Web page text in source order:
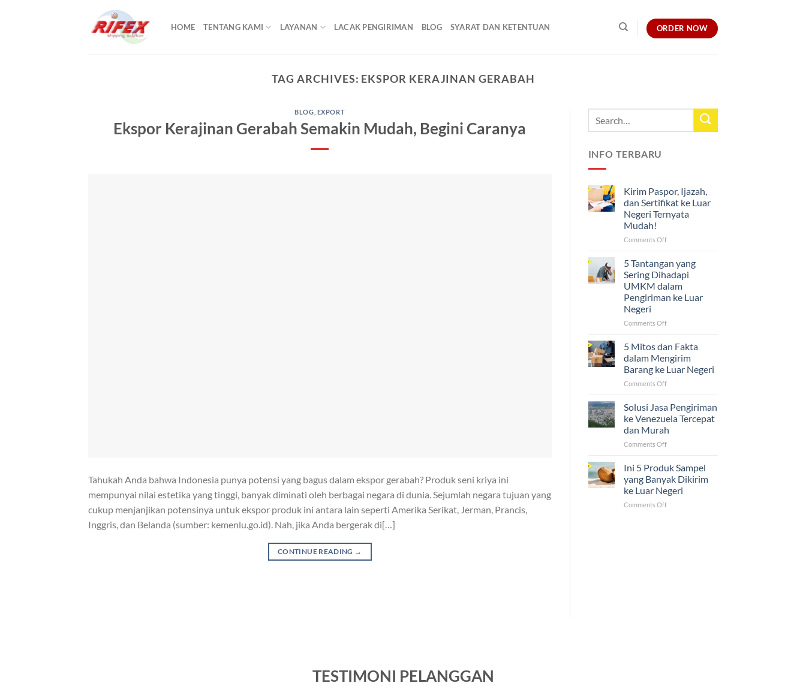
HOME TENTANG KAMI LAYANAN LACAK PENGIRIMAN BLOG SYARAT DAN KETENTUAN ORDER NOW
TAG ARCHIVES: EKSPOR KERAJINAN GERABAH
BLOG EXPORT
Ekspor Kerajinan Gerabah Semakin Mudah, Begini Caranya
Tahukah Anda bahwa Indonesia punya potensi yang bagus dalam ekspor gerabah? Produk seni kriya ini
mempunyai nilai estetika yang tinggi, banyak diminati oleh berbagai negara di dunia. Sejumlah negara tujuan yang
cukup menjanjikan potensinya untuk ekspor produk ini antara lain seperti Amerika Serikat, Jerman, Prancis,
Inggris, dan Belanda (sumber: kemenlu.go.id). Nah, jika Anda bergerak di[…]
CONTINUE READING →
INFO TERBARU
Kirim Paspor, Ijazah,
dan Sertifikat ke Luar
Negeri Ternyata
Mudah!
Comments Offon
Ijazah,
dan
Sertifikat
ke
Negeri
5 Tantangan yang
Sering Dihadapi
UMKM dalam
Pengiriman ke Luar
Negeri
Comments Offon
Tantangan
yang
Sering
Dihadapi
UMKM
Pengiriman
ke
Luar
Negeri
5 Mitos dan Fakta
dalam Mengirim
Barang ke Luar Negeri
Comments Offon
Mitos
dan
Fakta
dalam
Mengirim
ke
Luar
Negeri
Solusi Jasa Pengiriman
ke Venezuela Tercepat
dan Murah
Comments Offon
Jasa
Pengiriman
ke
Venezuela
Tercepat
Ini 5 Produk Sampel
yang Banyak Dikirim
ke Luar Negeri
Comments Offon
TESTIMONI PELANGGAN